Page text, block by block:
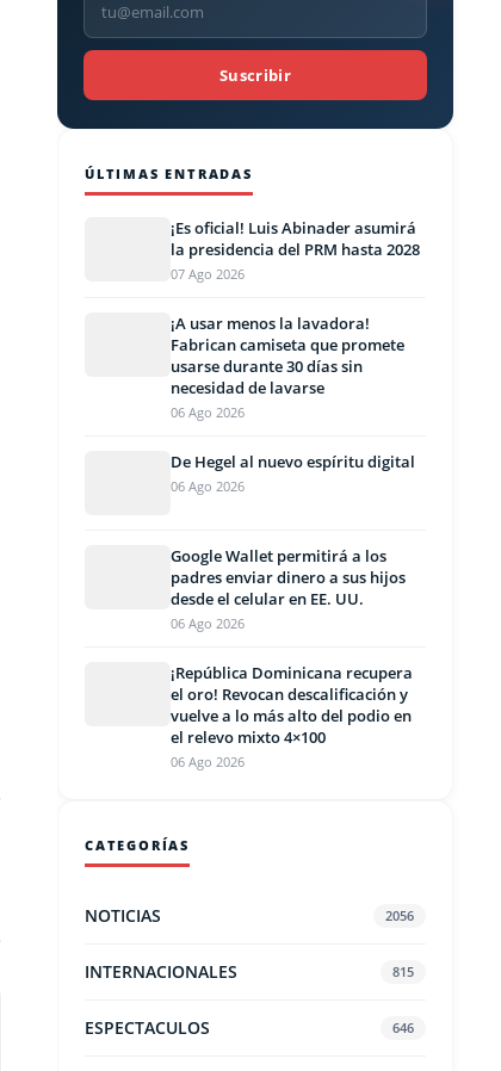
Suscribir
ÚLTIMAS ENTRADAS
¡Es oficial! Luis Abinader asumirá
la presidencia del PRM hasta 2028
07 Ago 2026
¡A usar menos la lavadora!
Fabrican camiseta que promete
usarse durante 30 días sin
necesidad de lavarse
06 Ago 2026
De Hegel al nuevo espíritu digital
06 Ago 2026
Google Wallet permitirá a los
padres enviar dinero a sus hijos
desde el celular en EE. UU.
06 Ago 2026
¡República Dominicana recupera
el oro! Revocan descalificación y
vuelve a lo más alto del podio en
el relevo mixto 4×100
06 Ago 2026
CATEGORÍAS
NOTICIAS 2056
INTERNACIONALES 815
ESPECTACULOS 646